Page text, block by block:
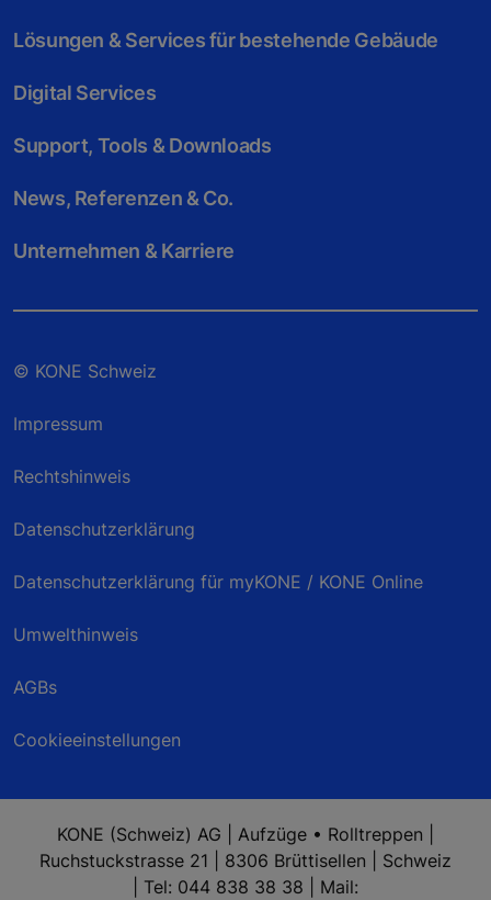
Lösungen & Services für bestehende Gebäude
Digital Services
Support, Tools & Downloads
News, Referenzen & Co.
Unternehmen & Karriere
© KONE Schweiz
Impressum
Rechtshinweis
Datenschutzerklärung
Datenschutzerklärung für myKONE / KONE Online
Umwelthinweis
AGBs
Cookieeinstellungen
KONE (Schweiz) AG | Aufzüge • Rolltreppen |
Ruchstuckstrasse 21 | 8306 Brüttisellen | Schweiz
| Tel: 044 838 38 38 | Mail: